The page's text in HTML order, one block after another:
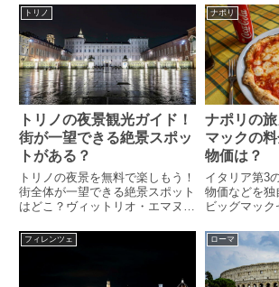
不足？気になる割引率は？シャト
ルバスの注意事項とは？ブランド
一覧や近隣のプラダアウトレット
の情報も掲載しています！
チョ家」の墓
ナポリ三大尖
が楽しめるス
観光計画中の
トリノ
トリノの夜景観光ガイド！
街が一望できる絶景スポッ
トがある？
トリノの夜景を無料で楽しもう！
街全体が一望できる絶景スポット
はどこ？ヴィットリオ・エマヌエ
夜景とは？カステッロ広場のライ
トアップも見所？トリノ王宮など
ナポリ
ナポリの
マックの
物価は？
イタリア第3
物価などを独
ビッグマッ
かった？！近
量から見るベ
民謡サンタ
を楽しもう！
フィレンツェ ローマ